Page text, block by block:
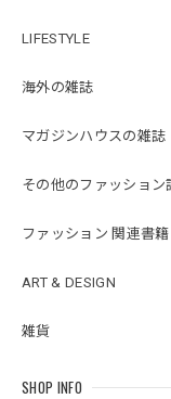
LIFESTYLE
海外の雑誌
マガジンハウスの雑誌
その他のファッション
ファッション 関連書籍
ART & DESIGN
雑貨
SHOP INFO